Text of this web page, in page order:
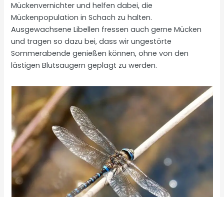
Mückenvernichter und helfen dabei, die
Mückenpopulation in Schach zu halten.
Ausgewachsene Libellen fressen auch gerne Mücken
und tragen so dazu bei, dass wir ungestörte
Sommerabende genießen können, ohne von den
lästigen Blutsaugern geplagt zu werden.